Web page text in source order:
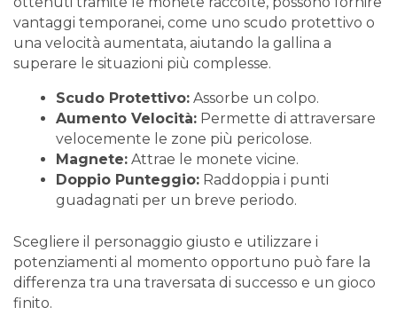
vantaggi temporanei, come uno scudo protettivo o
una velocità aumentata, aiutando la gallina a
superare le situazioni più complesse.
Scudo Protettivo: Assorbe un colpo.
Aumento Velocità: Permette di attraversare
velocemente le zone più pericolose.
Magnete: Attrae le monete vicine.
Doppio Punteggio: Raddoppia i punti
guadagnati per un breve periodo.
Scegliere il personaggio giusto e utilizzare i
potenziamenti al momento opportuno può fare la
differenza tra una traversata di successo e un gioco
finito.